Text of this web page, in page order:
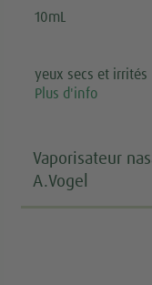
10mL
yeux secs et irrités
Plus d'info
Vaporisateur
A.Vogel